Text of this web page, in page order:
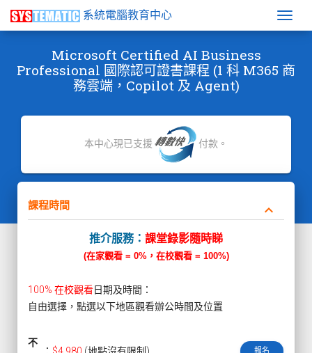
系統電腦教育中心
Microsoft Certified AI Business
Professional 國際認可證書課程 (1 科 M365 商
務雲端，Copilot 及 Agent)
本中心現已支援 付款。
課程時間 keyboard_arrow_down
推介服務： 課堂錄影隨時睇
(在家觀看 = 0%，在校觀看 = 100%)
100% 在校觀看日期及時間：
自由選擇，點選以下地區觀看辦公時間及位置
不
報名